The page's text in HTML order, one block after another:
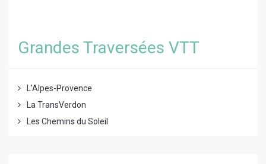
Grandes Traversées VTT
L'Alpes-Provence
La TransVerdon
Les Chemins du Soleil